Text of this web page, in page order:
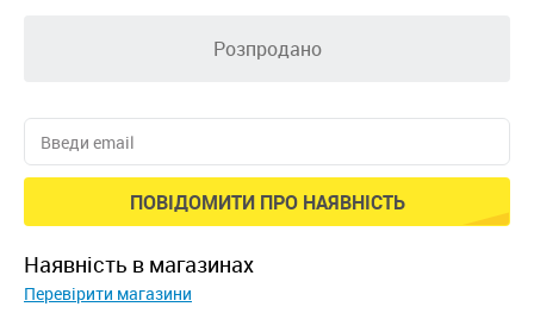
Розпродано
ПОВІДОМИТИ ПРО НАЯВНІСТЬ
наявність в магазинах
Перевірити магазини